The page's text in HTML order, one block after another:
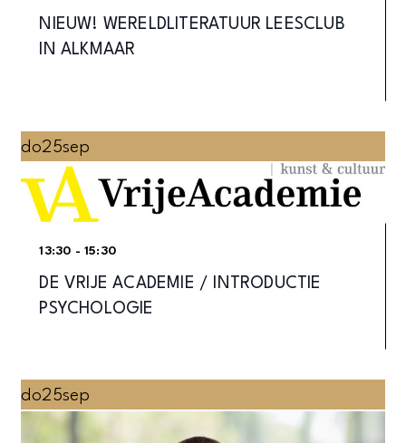
NIEUW! WERELDLITERATUUR LEESCLUB
IN ALKMAAR
do25sep
DE VRIJE ACADEMIE / INTRODUCTIE
PSYCHOLOGIE
13:30 - 15:30
do25sep